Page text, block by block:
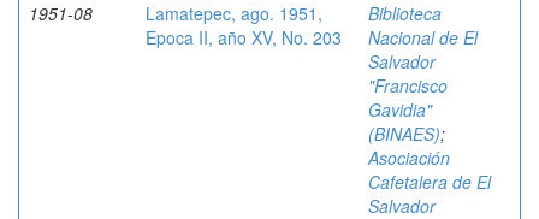
1951-08
Lamatepec, ago. 1951,
Epoca II, año XV, No. 203
Biblioteca
Nacional de El
Salvador
"Francisco
Gavidia"
(BINAES);
Asociación
Cafetalera de El
Salvador